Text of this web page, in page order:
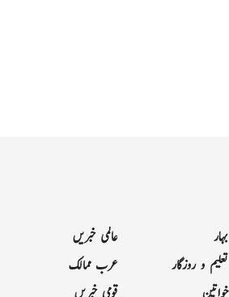
بہار
تعلیم و روزگار
عالمی خبریں
عرب ممالک